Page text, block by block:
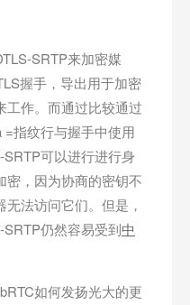
SRTP来加密媒
握手，导出用于加密
工作。而通过比较通过
指纹行与握手中使用
可以进行进行身
密，因为协商的密钥不
法访问它们。但是，
仍然容易受到中
如何发扬光大的更